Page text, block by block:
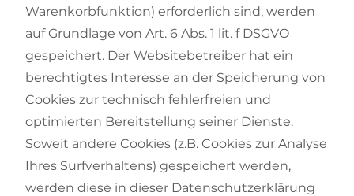
Warenkorbfunktion) erforderlich sind, werden
auf Grundlage von Art. 6 Abs. 1 lit. f DSGVO
gespeichert. Der Websitebetreiber hat ein
berechtigtes Interesse an der Speicherung von
Cookies zur technisch fehlerfreien und
optimierten Bereitstellung seiner Dienste.
Soweit andere Cookies (z.B. Cookies zur Analyse
Ihres Surfverhaltens) gespeichert werden,
werden diese in dieser Datenschutzerklärung